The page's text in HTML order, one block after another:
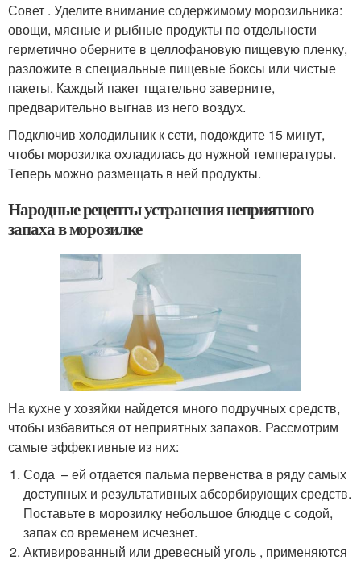
Совет . Уделите внимание содержимому морозильника:
овощи, мясные и рыбные продукты по отдельности
герметично оберните в целлофановую пищевую пленку,
разложите в специальные пищевые боксы или чистые
пакеты. Каждый пакет тщательно заверните,
предварительно выгнав из него воздух.
Подключив холодильник к сети, подождите 15 минут,
чтобы морозилка охладилась до нужной температуры.
Теперь можно размещать в ней продукты.
Народные рецепты устранения неприятного
запаха в морозилке
На кухне у хозяйки найдется много подручных средств,
чтобы избавиться от неприятных запахов. Рассмотрим
самые эффективные из них:
Сода – ей отдается пальма первенства в ряду самых
доступных и результативных абсорбирующих средств.
Поставьте в морозилку небольшое блюдце с содой,
запах со временем исчезнет.
Активированный или древесный уголь , применяются